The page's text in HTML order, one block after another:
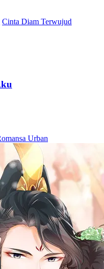
Cinta Diam Terwujud